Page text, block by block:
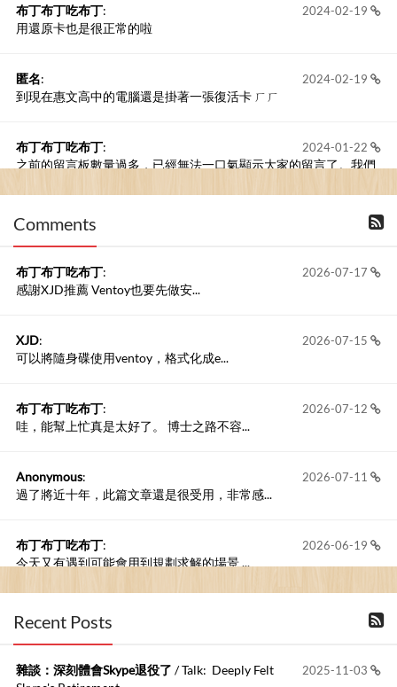
2024-02-19
布丁布丁吃布丁:
用還原卡也是很正常的啦
2024-02-19
匿名:
到現在惠文高中的電腦還是掛著一張復活卡 ㄏㄏ
2024-01-22
布丁布丁吃布丁:
之前的留言板數量過多，已經無法一口氣顯示大家的留言了。我們
Comments
2026-07-17
布丁布丁吃布丁:
感謝XJD推薦 Ventoy也要先做安...
2026-07-15
XJD:
可以將隨身碟使用ventoy，格式化成e...
2026-07-12
布丁布丁吃布丁:
哇，能幫上忙真是太好了。 博士之路不容...
2026-07-11
Anonymous:
過了將近十年，此篇文章還是很受用，非常感...
2026-06-19
布丁布丁吃布丁:
今天又有遇到可能會用到規劃求解的場景 ...
2026-06-18
布丁布丁吃布丁
kage好像也可以下載整個網站 感謝分享
Anonymous:
Recent Posts
2025-11-03
雜談：深刻體會Skype退役了 / Talk: Deeply Felt